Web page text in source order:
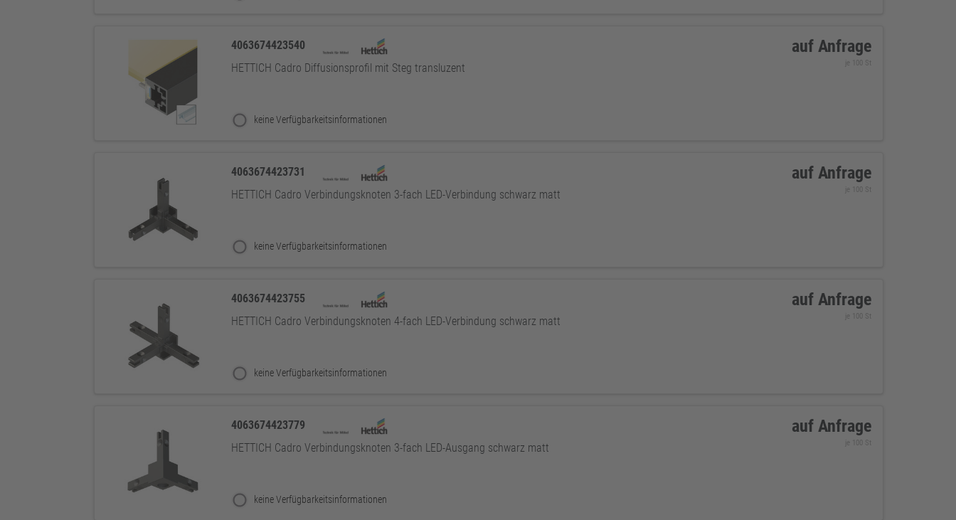
4063674423540
HETTICH Cadro Diffusionsprofil mit Steg transluzent
keine Verfügbarkeitsinformationen
auf Anfrage
je 100 St
4063674423731
HETTICH Cadro Verbindungsknoten 3-fach LED-Verbindung schwarz matt
keine Verfügbarkeitsinformationen
auf Anfrage
je 100 St
4063674423755
HETTICH Cadro Verbindungsknoten 4-fach LED-Verbindung schwarz matt
keine Verfügbarkeitsinformationen
auf Anfrage
je 100 St
4063674423779
HETTICH Cadro Verbindungsknoten 3-fach LED-Ausgang schwarz matt
keine Verfügbarkeitsinformationen
auf Anfrage
je 100 St